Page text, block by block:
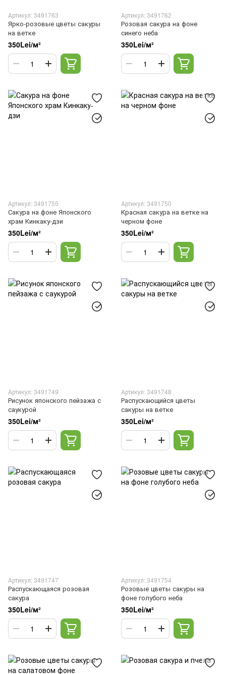
Артикул: 3491763
Ярко-розовые цветы сакуры
на ветке
350Lei/м²
Артикул: 3491762
Розовая сакура на фоне
синего неба
350Lei/м²
Артикул: 3491755
Сакура на фоне Японского
храм Кинкаку-дзи
350Lei/м²
Артикул: 3491750
Красная сакура на ветке на
черном фоне
350Lei/м²
Артикул: 3491749
Рисунок японского пейзажа с
саукурой
350Lei/м²
Артикул: 3491748
Распускающийся цветы
сакуры на ветке
350Lei/м²
Артикул: 3491747
Распускающаяся розовая
сакура
350Lei/м²
Артикул: 3491754
Розовые цветы сакуры на
фоне голубого неба
350Lei/м²